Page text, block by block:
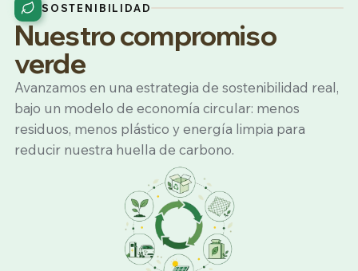
SOSTENIBILIDAD
Nuestro compromiso
verde
Avanzamos en una estrategia de sostenibilidad real,
bajo un modelo de economía circular: menos
residuos, menos plástico y energía limpia para
reducir nuestra huella de carbono.